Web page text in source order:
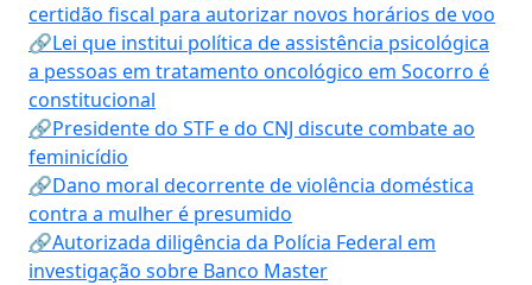
certidão fiscal para autorizar novos horários de voo
🔗Lei que institui política de assistência psicológica
a pessoas em tratamento oncológico em Socorro é
constitucional
🔗Presidente do STF e do CNJ discute combate ao
feminicídio
🔗Dano moral decorrente de violência doméstica
contra a mulher é presumido
🔗Autorizada diligência da Polícia Federal em
investigação sobre Banco Master